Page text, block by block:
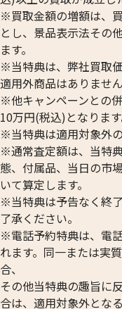
※買取金額の増額は、
とし、景品表示法その
ます。
※当特典は、弊社買取
適用外商品はありません
※他キャンペーンとの
10万円(税込)となります
※当特典は適用対象外
※通常査定額は、当特
態、付属品、当日の市
いて算定します。
※当特典は予告なく終
了承ください。
※電話予約特典は、電
れます。同一または実
合、
その他当特典の趣旨に
合は、適用対象外とな